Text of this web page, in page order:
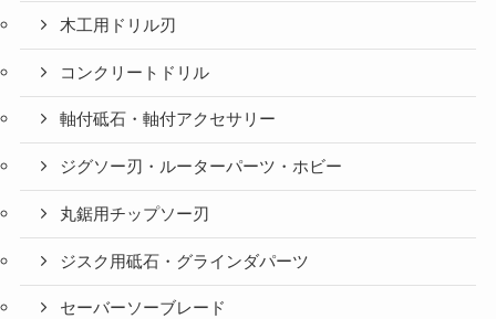
木工用ドリル刃
コンクリートドリル
軸付砥石・軸付アクセサリー
ジグソー刃・ルーターパーツ・ホビー
丸鋸用チップソー刃
ジスク用砥石・グラインダパーツ
セーバーソーブレード